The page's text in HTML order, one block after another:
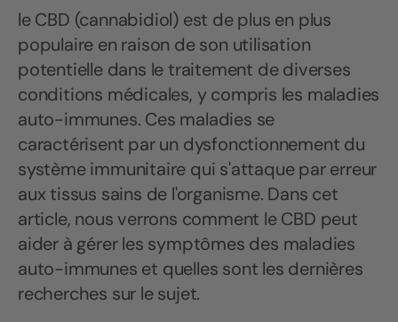
le ‍CBD (cannabidiol) est de plus en plus
populaire en raison de son utilisation
potentielle dans le traitement de diverses
conditions médicales, y compris les maladies
auto-immunes. Ces maladies se
caractérisent par un dysfonctionnement du
système immunitaire qui s'attaque par erreur
aux tissus sains de l'organisme. Dans cet
article, nous verrons comment le CBD peut
aider à gérer les symptômes des maladies
auto-immunes et quelles sont les dernières
recherches sur le sujet.